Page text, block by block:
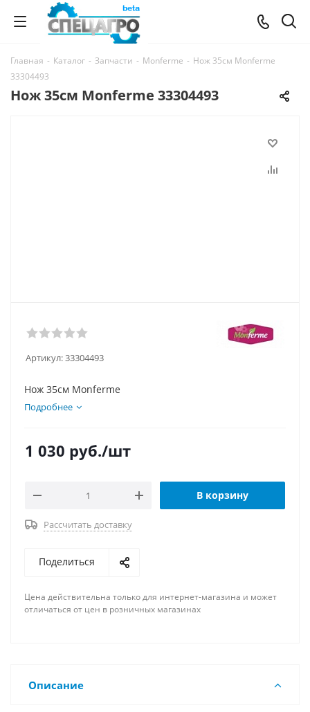
Главная - Каталог - Запчасти - Monferme - Нож 35см Monferme
33304493
Нож 35см Monferme 33304493
Артикул:33304493
Нож 35см Monferme
Подробнее
1 030 руб./шт
В корзину
Рассчитать доставку
Поделиться
Цена действительна только для интернет-магазина и может
отличаться от цен в розничных магазинах
Описание